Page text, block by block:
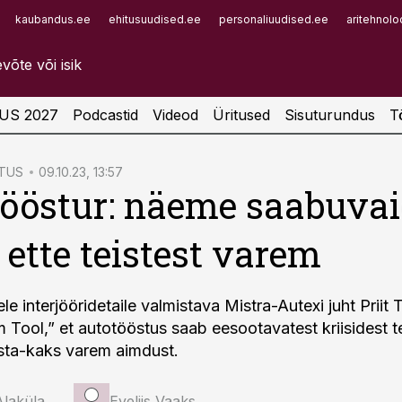
kaubandus.ee ehitusuudised.ee personaliuudised.ee
Infopank
2027 Podcastid Videod Üritused Sisuturundus
09.10.23, 13:57
näeme
teistest varem
interjööridetaile valmistava Mistra-Autexi juht Priit
Tool,” et autotööstus saab eesootavatest kriisidest
kaks varem aimdust.